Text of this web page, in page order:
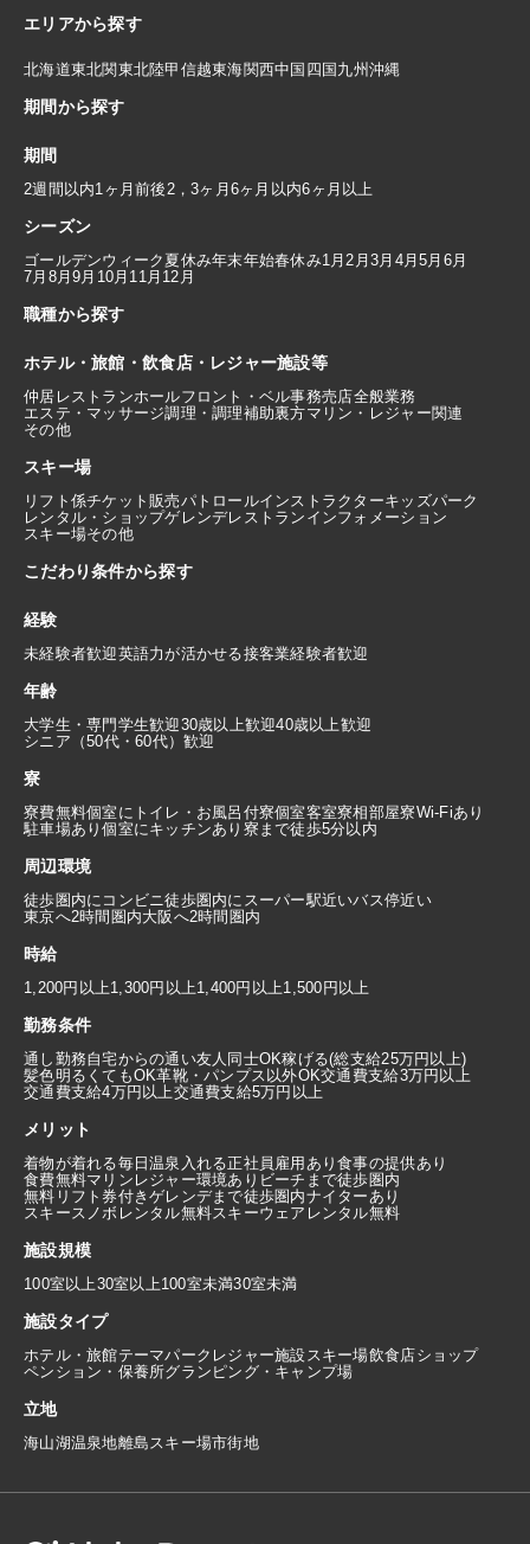
エリアから探す
北海道東北関東北陸甲信越東海関西中国 四国九州沖縄
期間から探す
期間
2週間以内1ヶ月前後 2，3ヶ月 6ヶ月以内6ヶ月以上
シーズン
ゴールデンウィーク 夏休み年末年始春休み1月 2月3月 4月5月 6月
7月 8月9月 10月 11月 12月
職種から探す
ホテル・旅館・飲食店・レジャー施設等
仲居 レストランホールフロント・ベル事務売店全般業務
エステ・マッサージ調理・調理補助裏方マリン・レジャー関連
その他
スキー場
リフト係チケット販売パトロールインストラクターキッズパーク
レンタル・ショップゲレンデレストラン インフォメーション
スキー場その他
こだわり条件から探す
経験
未経験者歓迎英語力が活かせる接客業経験者歓迎
年齢
大学生・専門学生歓迎30歳以上歓迎40歳以上歓迎
シニア（50代・60代）歓迎
寮
寮費無料個室にトイレ・お風呂付寮個室客室寮相部屋寮Wi-Fiあり
駐車場あり個室にキッチンあり 寮まで徒歩5分以内
周辺環境
徒歩圏内にコンビニ徒歩圏内にスーパー駅近いバス停近い
東京へ2時間圏内大阪へ2時間圏内
時給
1,200円以上1,300円以上1,400円以上1,500円以上
勤務条件
通し勤務自宅からの通い友人同士OK稼げる(総支給25万円以上)
髪色明るくてもOK革靴・パンプス以外OK交通費支給3万円以上
交通費支給4万円以上交通費支給5万円以上
メリット
着物が着れる毎日温泉入れる正社員雇用あり食事の提供あり
食費無料マリンレジャー環境あり ビーチまで徒歩圏内
無料リフト券付きゲレンデまで徒歩圏内ナイターあり
スキースノボレンタル無料スキーウェアレンタル無料
施設規模
100室以上30室以上100室未満30室未満
施設タイプ
ホテル・旅館テーマパーク レジャー施設 スキー場飲食店ショップ
ペンション・保養所グランピング・キャンプ場
立地
海山湖温泉地離島 スキー場市街地